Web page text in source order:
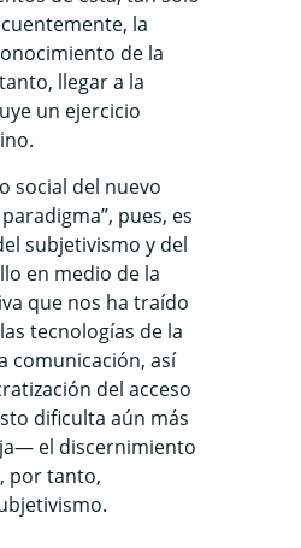
la
de la
llegar a la
un ejercicio
del nuevo
pues, es
subjetivismo y del
en medio de la
que nos ha traído
tecnologías de la
comunicación, así
del acceso
dificulta aún más
el discernimiento
por tanto,